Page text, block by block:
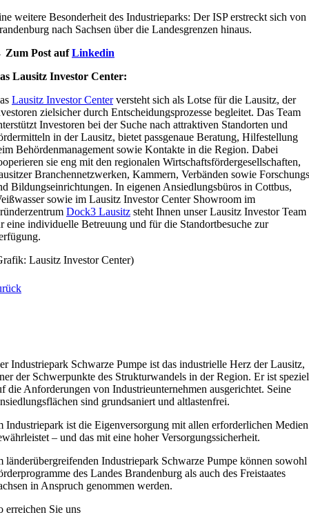
weitere Besonderheit des Industrieparks: Der ISP erstreckt sich von
nach Sachsen über die Landesgrenzen hinaus.
Post aufLinkedin
Lausitz Investor Center:
Lausitz Investor Centerversteht sich als Lotse für die Lausitz, der
zielsicher durch Entscheidungsprozesse begleitet. Das Team
Investoren bei der Suche nach attraktiven Standorten und
in der Lausitz, bietet passgenaue Beratung, Hilfestellung
Behördenmanagement sowie Kontakte in die Region. Dabei
sie eng mit den regionalen Wirtschaftsfördergesellschaften,
Branchennetzwerken, Kammern, Verbänden sowie
Bildungseinrichtungen. In eigenen Ansiedlungsbüros in Cottbus,
sowie im Lausitz Investor Center Showroom im
Dock3 Lausitz steht Ihnen unser Lausitz Investor Team
eine individuelle Betreuung und für die Standortbesuche zur
Lausitz Investor Center)
Industriepark Schwarze Pumpe ist das industrielle Herz der Lausitz,
der Schwerpunkte des Strukturwandels in der Region. Er ist
die Anforderungen von Industrieunternehmen ausgerichtet. Seine
sind grundsaniert und altlastenfrei.
Industriepark ist die Eigenversorgung mit allen erforderlichen Medien
– und das mit eine hoher Versorgungssicherheit.
länderübergreifenden Industriepark Schwarze Pumpe können sowohl
des Landes Brandenburg als auch des Freistaates
in Anspruch genommen werden.
erreichen Sie uns